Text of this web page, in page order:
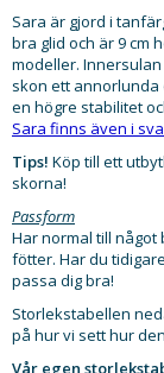
Sara är gjord i
bra glid och är 9 cm
modeller.
skon ett annorlunda
en högre stabilitet
Sara finns även i
Tips! Köp till ett
skorna!
Passform
Har normal till
fötter. Har du
passa dig bra!
Storlekstabellen
på hur vi sett hur
Vår egen